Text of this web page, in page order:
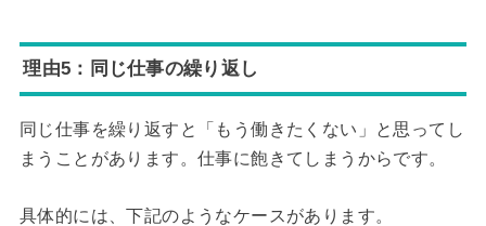
理由5：同じ仕事の繰り返し
同じ仕事を繰り返すと「もう働きたくない」と思ってし
まうことがあります。仕事に飽きてしまうからです。
具体的には、下記のようなケースがあります。